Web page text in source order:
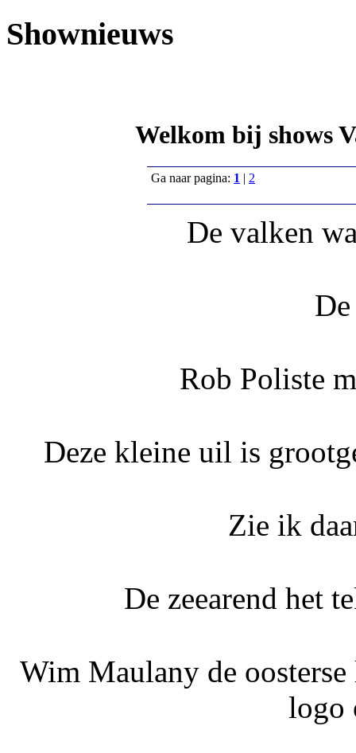
Shownieuws
Welkom bij shows
Ga naar pagina: 1 | 2
De valken
Rob Poliste
Deze kleine uil is
Zie ik
De zeearend het
Wim Maulany de
logo